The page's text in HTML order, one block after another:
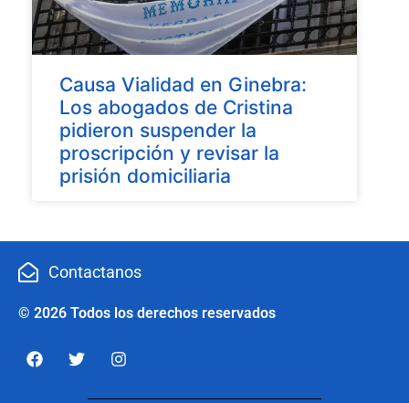
Causa Vialidad en Ginebra:
Los abogados de Cristina
pidieron suspender la
proscripción y revisar la
prisión domiciliaria
Contactanos
© 2026 Todos los derechos reservados